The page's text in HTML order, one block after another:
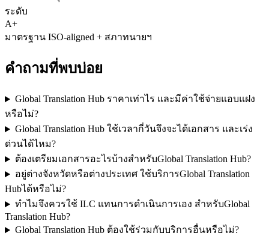
ระดับ
A+
มาตรฐาน ISO-aligned + สภาทนายฯ
คำถามที่พบบ่อย
Global Translation Hub ราคาเท่าไร และมีค่าใช้จ่ายแอบแฝง
หรือไม่?
Global Translation Hub ใช้เวลากี่วันจึงจะได้เอกสาร และเร่ง
ด่วนได้ไหม?
ต้องเตรียมเอกสารอะไรบ้างสำหรับGlobal Translation Hub?
อยู่ต่างจังหวัดหรือต่างประเทศ ใช้บริการGlobal Translation
Hubได้หรือไม่?
ทำไมจึงควรใช้ ILC แทนการดำเนินการเอง สำหรับGlobal
Translation Hub?
Global Translation Hub ต้องใช้ร่วมกับบริการอื่นหรือไม่?